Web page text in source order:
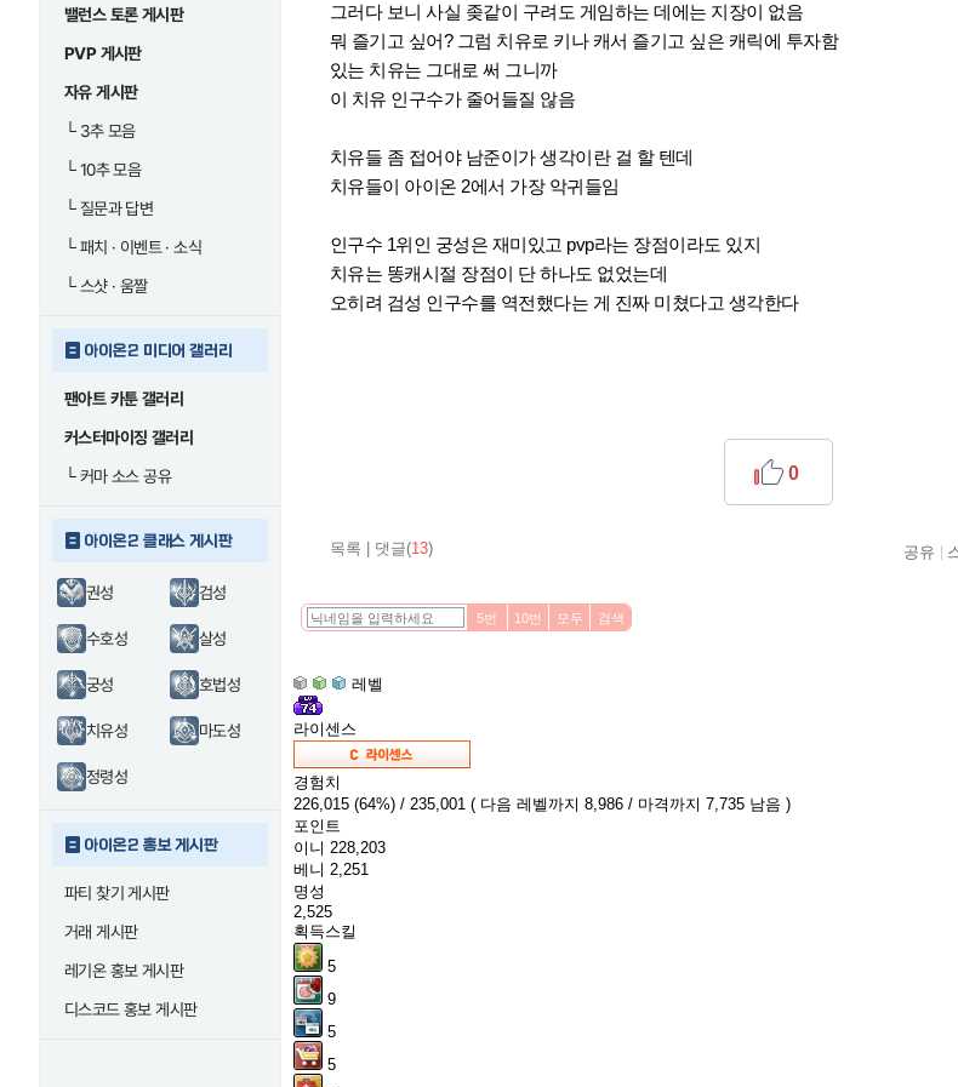
밸런스 토론 게시판
PVP 게시판
자유 게시판
└3추 모음
└10추 모음
└질문과 답변
└패치 · 이벤트 · 소식
└스샷 · 움짤
아이온2 미디어 갤러리
팬아트 카툰 갤러리
커스터마이징 갤러리
└커마 소스 공유
아이온2 클래스 게시판
권성 검성
수호성 살성
궁성 호법성
치유성 마도성
정령성
아이온2 홍보 게시판
파티 찾기 게시판
거래 게시판
레기온 홍보 게시판
디스코드 홍보 게시판
그러다 보니 사실 좆같이 구려도 게임하는 데에는 지장이 없음
뭐 즐기고 싶어? 그럼 치유로 키나 캐서 즐기고 싶은 캐릭에 투자함
있는 치유는 그대로 써 그니까
이 치유 인구수가 줄어들질 않음
치유들 좀 접어야 남준이가 생각이란 걸 할 텐데
치유들이 아이온 2에서 가장 악귀들임
인구수 1위인 궁성은 재미있고 pvp라는 장점이라도 있지
치유는 똥캐시절 장점이 단 하나도 없었는데
오히려 검성 인구수를 역전했다는 게 진짜 미쳤다고 생각한다
목록 댓글(13)
0
공유
5번 10번 모두 검색
레벨
라이센스
경험치
226,015 (64%) / 235,001 ( 다음 레벨까지 8,986 / 마격까지 7,735 남음 )
포인트
이니 228,203
베니 2,251
명성
2,525
획득스킬
5
9
5
5